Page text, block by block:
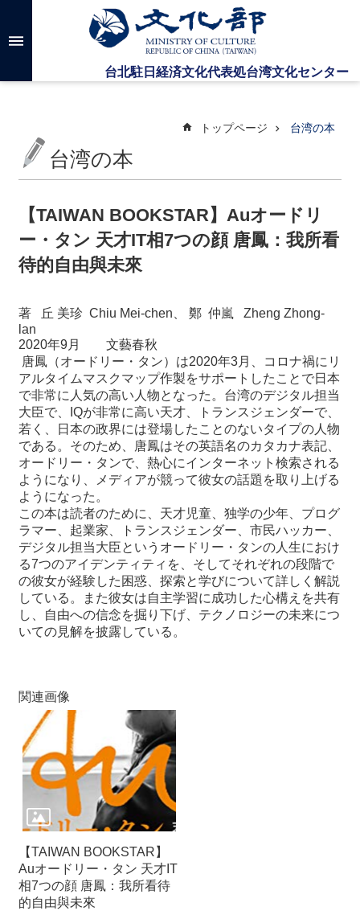
メインのコンテンツブロックにジャンプします
高
検
台
セ
ン
タ
に
つ
い
て
最
新
情
報
と
申
込
過
去
行
事
台
連
リ
ン
ム
サ
トップページ 台湾の本
台湾の本
【TAIWAN BOOKSTAR】Auオードリ
ー・タン 天才IT相7つの顔 唐鳳：我所看
待的自由與未來
著 丘 美珍 Chiu Mei-chen 鄭 仲嵐
Zheng Zhong-
lan
2020年9月
文藝春秋
唐鳳（オードリー・タン）は2020年3月、コロナ禍にリ
アルタイムマス クマップ作製をサポートしたことで日本
で非常に人気の高い人物と なった。台湾のデジタル担当
大臣で、
IQが非常に高い天才、トランス ジェンダーで、
若く、日本の政界には登場したことのないタイプの人物
である。そのため、唐鳳はその英語名のカタカナ表記、
オードリー・タ ンで、熱心にインターネット検索される
ようになり、メディアが競って彼女の話題を取り上げる
ようになった。
この本は読者のために、天才児童、独学の少年、プログ
ラマー、起業家、トランスジェンダー、市民ハッカー、
デジタル担当大臣という オードリー・タンの人生におけ
る7つのアイデンティティを、そしてそれぞれの段階で
の彼女が経験した困惑、探索と学びについて詳しく解説
している。また彼女は自主学習に成功した心構えを共有
し、自由への信念を掘り下げ、テクノロジーの未来につ
いての見解を披露している。
関連画像
【TAIWAN BOOKSTAR】
Auオードリー・タン 天才IT
相7つの顔 唐鳳：我所看待
的自由與未來